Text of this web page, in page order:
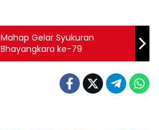
Gelar Syukuran
ke-79